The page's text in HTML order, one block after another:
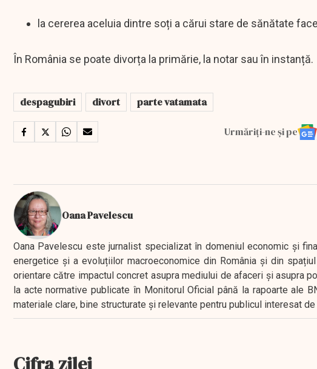
la cererea aceluia dintre soți a cărui stare de sănătate
În România se poate divorța la primărie, la notar sau în instanță.
despagubiri divort parte vatamata
Urmăriți-ne și pe
Oana Pavelescu
Oana Pavelescu este jurnalist specializat în domeniul economic și
energetice și a evoluțiilor macroeconomice din România și din
orientare către impactul concret asupra mediului de afaceri și asupra
la acte normative publicate în Monitorul Oficial până la rapoarte ale
materiale clare, bine structurate și relevante pentru publicul interesat